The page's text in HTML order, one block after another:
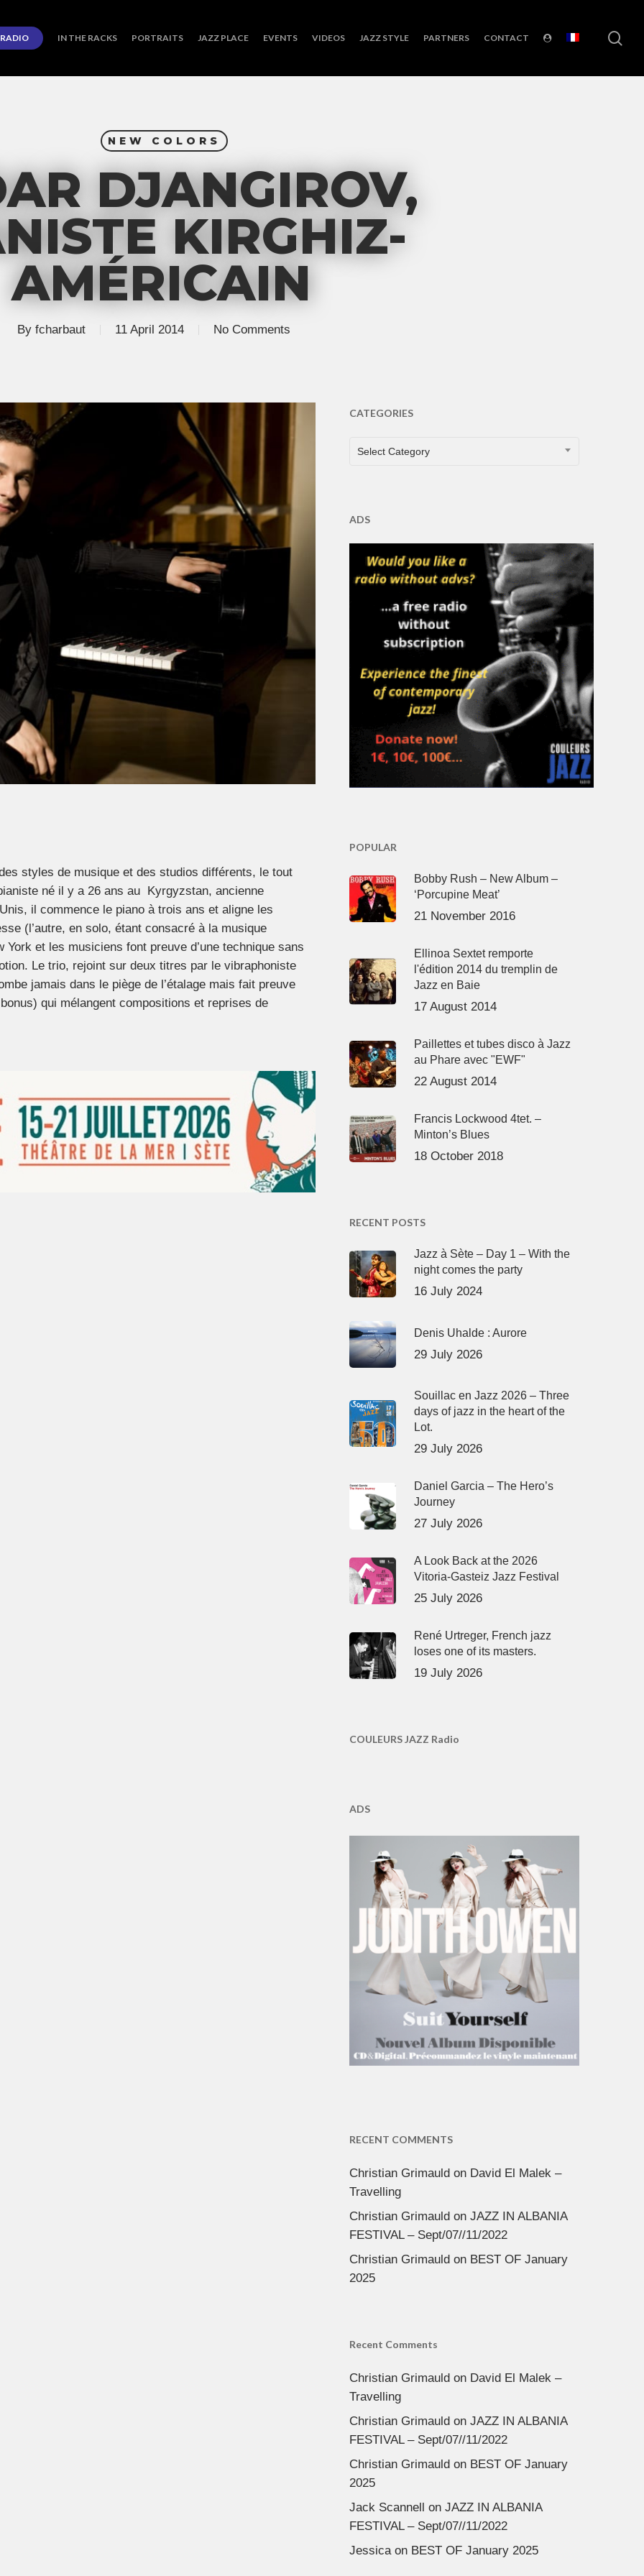
RADIO IN THE RACKS PORTRAITS JAZZ PLACE EVENTS VIDEOS JAZZ STYLE PARTNERS CONTACT
NEW COLORS
DJANGIROV,
KIRGHIZ-
AMÉRICAIN
By fcharbaut 11 April 2014 No Comments
styles de musique et des studios différents, le tout
né il y a 26 ans au Kyrgyzstan, ancienne
il commence le piano à trois ans et aligne les
(l’autre, en solo, étant consacré à la musique
et les musiciens font preuve d’une technique sans
Le trio, rejoint sur deux titres par le vibraphoniste
jamais dans le piège de l’étalage mais fait preuve
qui mélangent compositions et reprises de
CATEGORIES
CATEGORIES
Select Category
ADS
POPULAR
Bobby Rush – New Album –
‘Porcupine Meat’
21 November 2016
Ellinoa Sextet remporte
l'édition 2014 du tremplin de
Jazz en Baie
17 August 2014
Paillettes et tubes disco à Jazz
au Phare avec "EWF"
22 August 2014
Francis Lockwood 4tet. –
Minton’s Blues
18 October 2018
RECENT POSTS
Jazz à Sète – Day 1 – With the
night comes the party
16 July 2024
Denis Uhalde : Aurore
29 July 2026
Souillac en Jazz 2026 – Three
days of jazz in the heart of the
Lot.
29 July 2026
Daniel Garcia – The Hero’s
Journey
27 July 2026
A Look Back at the 2026
Vitoria-Gasteiz Jazz Festival
25 July 2026
René Urtreger, French jazz
loses one of its masters.
19 July 2026
COULEURS JAZZ Radio
ADS
RECENT COMMENTS
Christian Grimauldon David El Malek –
Travelling
Christian Grimauldon JAZZ IN ALBANIA
FESTIVAL – Sept/07//11/2022
Christian Grimauldon BEST OF January
2025
Recent Comments
Christian Grimauldon David El Malek –
Travelling
Christian Grimauldon JAZZ IN ALBANIA
FESTIVAL – Sept/07//11/2022
Christian Grimauldon BEST OF January
2025
Jack Scannell on JAZZ IN ALBANIA
FESTIVAL – Sept/07//11/2022
Jessicaon BEST OF January 2025